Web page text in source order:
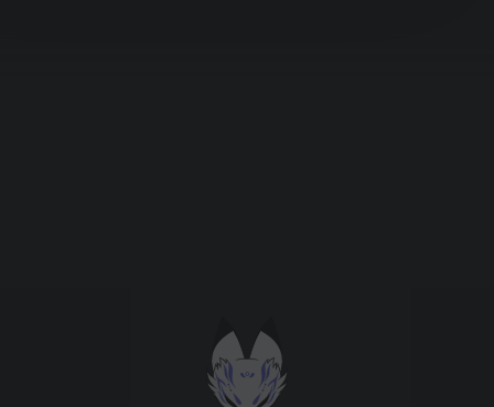
крутих нововведень
Підтримати проєкт